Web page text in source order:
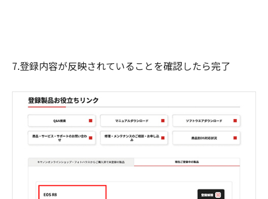
7.登録内容が反映されていることを確認したら完了